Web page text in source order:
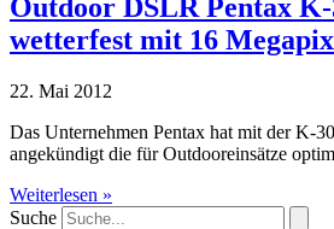
Outdoor DSLR Pentax
wetterfest mit 16
22. Mai 2012
Das Unternehmen Pentax hat mit der K-
angekündigt die für Outdooreinsätze
Weiterlesen »
Suche